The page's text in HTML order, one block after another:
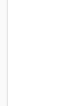
Gewährleistung
ist die
generell ohne
erwünscht,
und/oder